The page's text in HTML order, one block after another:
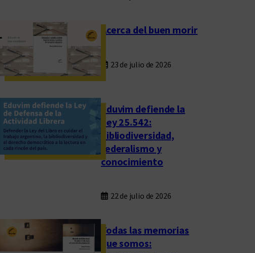
Acerca del buen morir
23 de julio de 2026
Eduvim defiende la
Ley 25.542:
bibliodiversidad,
federalismo y
conocimiento
22 de julio de 2026
Todas las memorias
que somos: